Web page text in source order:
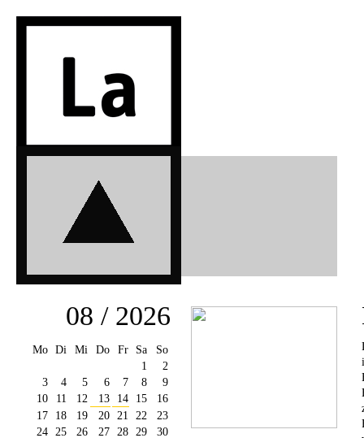
08 / 2026
Mo Di Mi Do Fr Sa
So
1
2
3
4 5 6 7 8
9
10
11 12 13 14 15
16
17
18 19 20 21 22
23
24 25 26 27 28 29
30